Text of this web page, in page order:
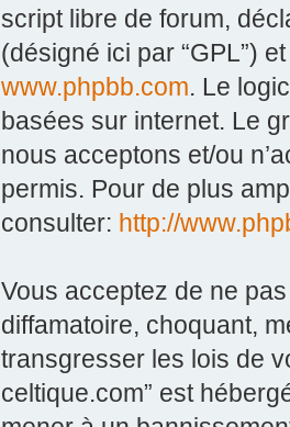
script libre de forum,
(désigné ici par “GPL”)
www.phpbb.com. Le
basées sur internet. Le
nous acceptons et/ou
permis. Pour de plus
consulter: http://
Vous acceptez de ne
diffamatoire, choquant,
transgresser les lois de
celtique.com” est